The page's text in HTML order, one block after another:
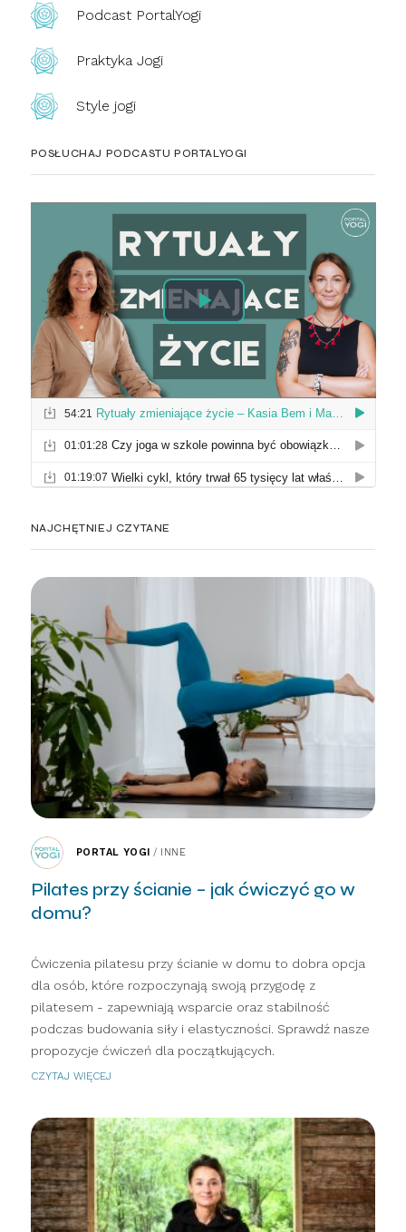
Podcast PortalYogi
Praktyka Jogi
Style jogi
POSŁUCHAJ PODCASTU PORTALYOGI
NAJCHĘTNIEJ CZYTANE
PORTAL YOGI / INNE
Pilates przy ścianie – jak ćwiczyć go w
domu?
Ćwiczenia pilatesu przy ścianie w domu to dobra opcja
dla osób, które rozpoczynają swoją przygodę z
pilatesem - zapewniają wsparcie oraz stabilność
podczas budowania siły i elastyczności. Sprawdź nasze
propozycje ćwiczeń dla początkujących.
CZYTAJ WIĘCEJ